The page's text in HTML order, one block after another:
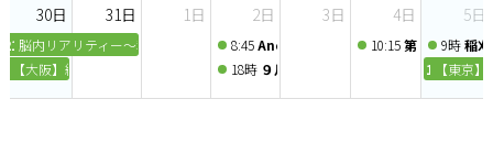
30日
21時脳内リアリティー～私たちは脳が創った現実を生きている～
10時【大阪】経営シミュレーションゲーム経営戦略実践セミナー（2026年8月29日～8
31日 1日 2日
8:45Anchor chapter 定例会 2026/9/2
18時 ９月例会 後継社長の財務と職場改善
3日 4日
10:15第43回
5日
9時稲
10時【東京